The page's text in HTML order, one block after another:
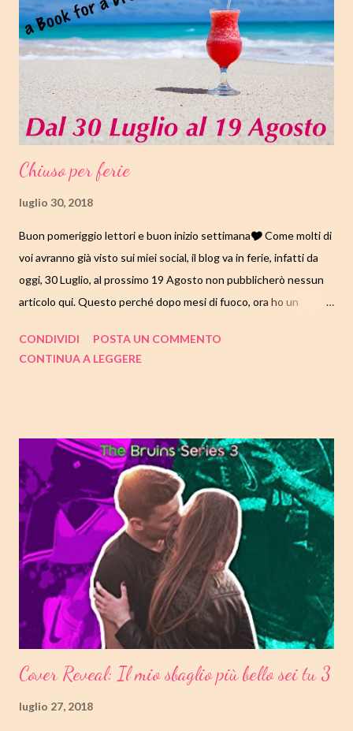
Chiuso per ferie
luglio 30, 2018
Buon pomeriggio lettori e buon inizio settimana🎔 Come molti di
voi avranno già visto sui miei social, il blog va in ferie, infatti da
oggi, 30 Luglio, al prossimo 19 Agosto non pubblicherò nessun
articolo qui. Questo perché dopo mesi di fuoco, ora ho un
dedicherò alle letture arretrate. Ne approfitterò per leggere e
( QUI il link) e sulla pagina Instagram ( QUI il link); vi invito anche
a iniziare a seguirmi anche li se ancora non lo fate! Per nuove
collaborazioni potete continuare a contattarmi all'indirizzo mail
del blog: abookforadream@gmail.com Restate sintonizzati
perché ci saranno diverse novità ad attendervi al mio ritorno!
Detto ciò buona...
CONDIVIDI
POSTA UN COMMENTO
CONTINUA A LEGGERE
Cover Reveal: Il mio sbaglio più bello sei tu 3
luglio 27, 2018